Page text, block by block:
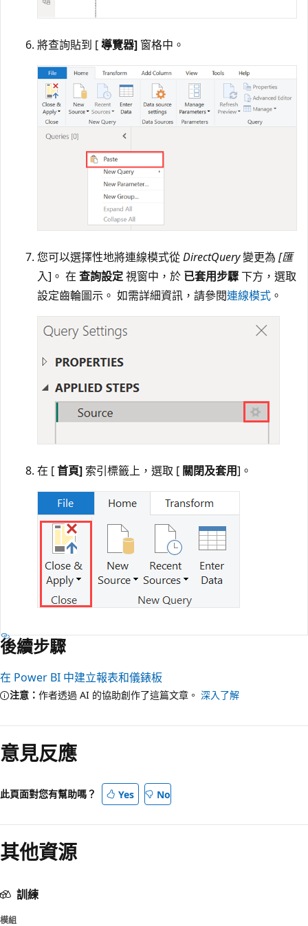
將查詢貼到 [導覽器] 窗格中。
您可以選擇性地將連線模式從DirectQuery變更為 [匯
入]。 在 查詢設定視窗中，於 已套用步驟下方，選取
設定齒輪圖示。 如需詳細資訊，請參閱連線模式 。
在 [首頁] 索引標籤上，選取 [ 關閉及套用]。
後續步驟
在 Power BI 中建立報表和儀錶板
注意： 作者透過 AI 的協助創作了這篇文章。 深入了解
意見反應
此頁面對您有幫助嗎？ Yes No
其他資源
訓練
模組